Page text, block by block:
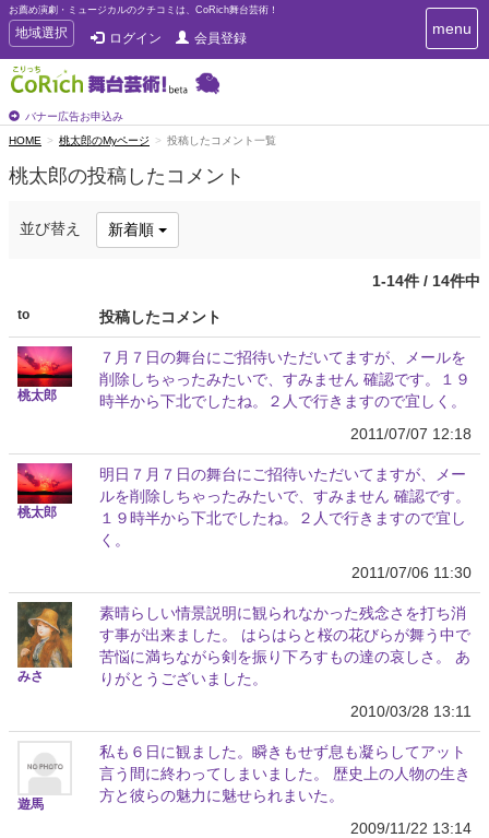
お薦め演劇・ミュージカルのクチコミは、CoRich舞台芸術！
T
o
g
g
e
n
v
a
n
地域選択 ログイン 会員登録
バナー広告お申込み
T
o
t
o
n
menu
HOME 桃太郎のMyページ 投稿したコメント一覧
桃太郎の投稿したコメント
並び替え 新着順
1-14件 / 14件中
to 投稿したコメント
桃太郎
７月７日の舞台にご招待いただいてますが、メールを
削除しちゃったみたいで、すみません 確認です。１９
時半から下北でしたね。２人で行きますので宜しく。
2011/07/07 12:18
桃太郎
明日７月７日の舞台にご招待いただいてますが、メー
ルを削除しちゃったみたいで、すみません 確認です。
１９時半から下北でしたね。２人で行きますので宜し
く。
2011/07/06 11:30
みさ
素晴らしい情景説明に観られなかった残念さを打ち消
す事が出来ました。 はらはらと桜の花びらが舞う中で
苦悩に満ちながら剣を振り下ろすもの達の哀しさ。 あ
りがとうございました。
2010/03/28 13:11
遊馬
私も６日に観ました。瞬きもせず息も凝らしてアット
言う間に終わってしまいました。 歴史上の人物の生き
方と彼らの魅力に魅せられまいた。
2009/11/22 13:14